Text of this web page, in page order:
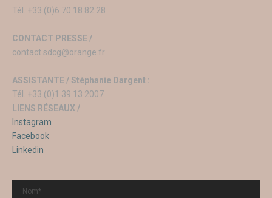
Tél. +33 (0)6 70 18 82 28
CONTACT PRESSE /
contact.sdcg@orange.fr
ASSISTANTE / Stéphanie Dargent :
Tél. +33 (0)1 39 13 2007
LIENS RÉSEAUX /
Instagram
Facebook
Linkedin